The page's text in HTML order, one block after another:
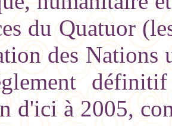
du Quatuor
des Nations
d'ici à 2005,